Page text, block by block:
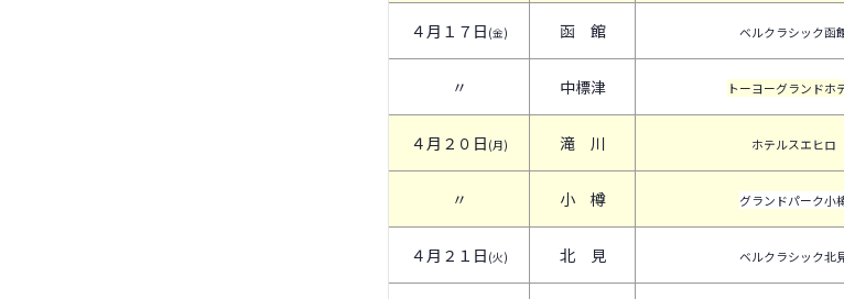
４月１７日 (金) 函 館 ベルクラシック函
〃 中標津 トーヨーグランドホ
４月２０日 (月) 滝 川 ホテルスエヒロ
〃 小 樽 グランドパーク小
４月２１日 (火) 北 見 ベルクラシック北